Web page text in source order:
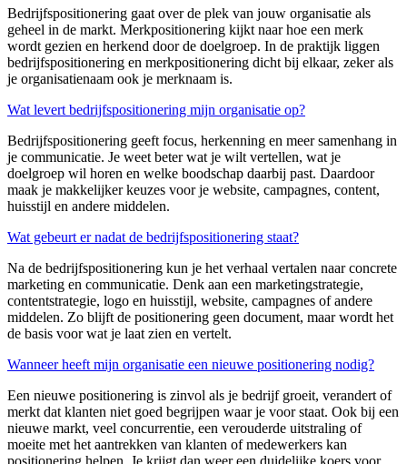
Bedrijfspositionering gaat over de plek van jouw organisatie als
geheel in de markt. Merkpositionering kijkt naar hoe een merk
wordt gezien en herkend door de doelgroep. In de praktijk liggen
bedrijfspositionering en merkpositionering dicht bij elkaar, zeker als
je organisatienaam ook je merknaam is.
Wat levert bedrijfspositionering mijn organisatie op?
Bedrijfspositionering geeft focus, herkenning en meer samenhang in
je communicatie. Je weet beter wat je wilt vertellen, wat je
doelgroep wil horen en welke boodschap daarbij past. Daardoor
maak je makkelijker keuzes voor je website, campagnes, content,
huisstijl en andere middelen.
Wat gebeurt er nadat de bedrijfspositionering staat?
Na de bedrijfspositionering kun je het verhaal vertalen naar concrete
marketing en communicatie. Denk aan een marketingstrategie,
contentstrategie, logo en huisstijl, website, campagnes of andere
middelen. Zo blijft de positionering geen document, maar wordt het
de basis voor wat je laat zien en vertelt.
Wanneer heeft mijn organisatie een nieuwe positionering nodig?
Een nieuwe positionering is zinvol als je bedrijfgroeit, verandert of
merkt dat klanten niet goed begrijpen waar je voor staat. Ook bij een
nieuwe markt, veel concurrentie, een verouderde uitstraling of
moeite met het aantrekken van klanten of medewerkers kan
positionering helpen. Je krijgt dan weer een duidelijke koers voor